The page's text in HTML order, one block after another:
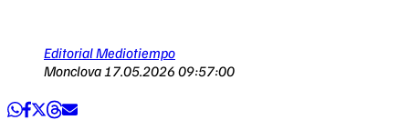
Editorial Mediotiempo
Monclova 17.05.2026 09:57:00